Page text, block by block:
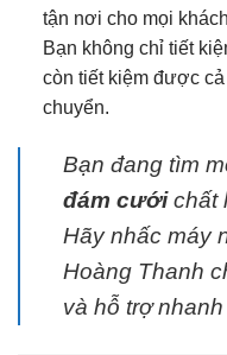
tận nơi cho mọi
Bạn không chỉ tiết
còn tiết kiệm được
chuyển.
Bạn đang tìm
đám cướichất
Hãy nhấc máy
Hoàng Thanh
và hỗ trợ nhanh